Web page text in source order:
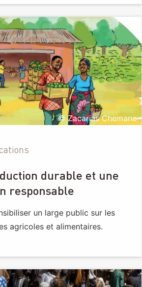
© Zacarias Chemane
durable et une
responsable
un large public sur les
agricoles et alimentaires.